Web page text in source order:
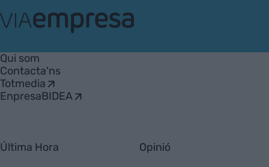
Empresa
Qui som
Contacta'ns
Totmedia
EnpresaBIDEA
Última Hora Opinió